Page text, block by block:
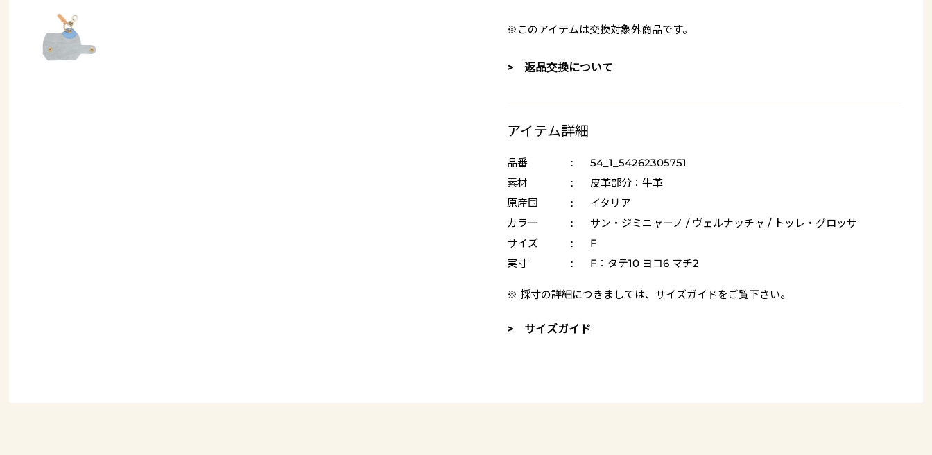
※このアイテムは交換対象外商品です。
> 返品交換について
アイテム詳細
品番 :
54_1_54262305751
素材
:
皮革部分：牛革
原産国
:
イタリア
カラー
:
サン・ジミニャーノ / ヴェルナッチャ / トッレ・グロッサ
サイズ
:
F
実寸
: F：タテ10 ヨコ6 マチ2
※ 採寸の詳細につきましては、 サイズガイドをご覧下さい。
> サイズガイド